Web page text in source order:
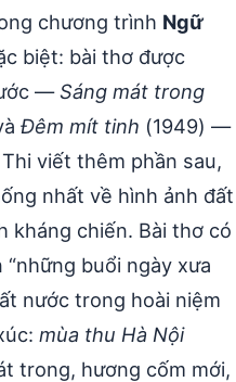
chương trình Ngữ
biệt: bài thơ được
—Sáng mát trong
Đêm mít tinh (1949) —
viết thêm phần sau,
nhất về hình ảnh đất
kháng chiến. Bài thơ có
“những buổi ngày xưa
nước trong hoài niệm
mùa thu Hà Nội
trong, hương cốm mới,